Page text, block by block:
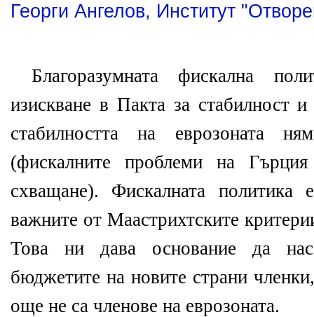
Георги Ангелов, Институт
Благоразумната фискална
изискване в Пакта за стабилност
стабилността на еврозоната
(фискалните проблеми на
схващане). Фискалната
важните от Маастрихтските
Това ни дава основание да
бюджетите на новите страни
още не са членове на еврозоната.